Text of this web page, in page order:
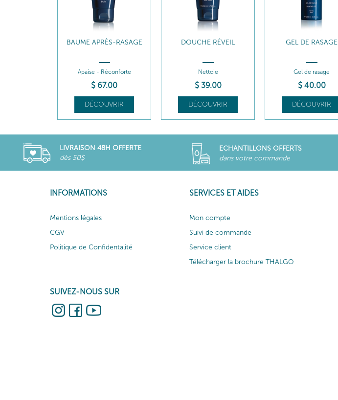
BAUME APRÈS-RASAGE
Apaise - Réconforte
$ 67.00
DÉCOUVRIR
DOUCHE RÉVEIL
Nettoie
$ 39.00
DÉCOUVRIR
GEL DE RASAGE
Gel de rasage
$ 40.00
DÉCOUVRIR
LIVRAISON 48H OFFERTE
dès 50$
ECHANTILLONS OFFERTS
dans votre commande
INFORMATIONS
Mentions légales
CGV
Politique de Confidentalité
SUIVEZ-NOUS SUR
SERVICES ET AIDES
Mon compte
Suivi de commande
Service client
Télécharger la brochure THALGO